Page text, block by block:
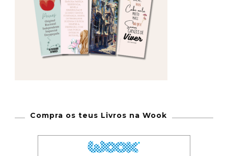
Compra os teus Livros na Wook